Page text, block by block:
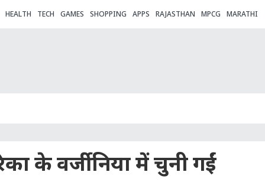
HEALTH TECH GAMES SHOPPING APPS RAJASTHAN MPCG MARATHI
के वर्जीनिया में चुनी गईं